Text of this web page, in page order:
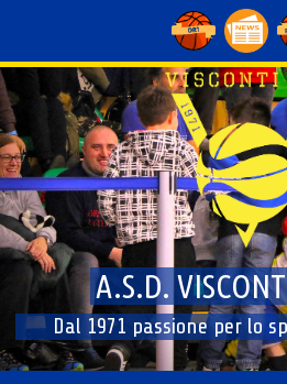
content
A.S.D.
Dal 1971 passione per lo